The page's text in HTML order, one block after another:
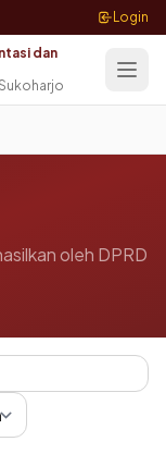
Login
dan
oleh DPRD